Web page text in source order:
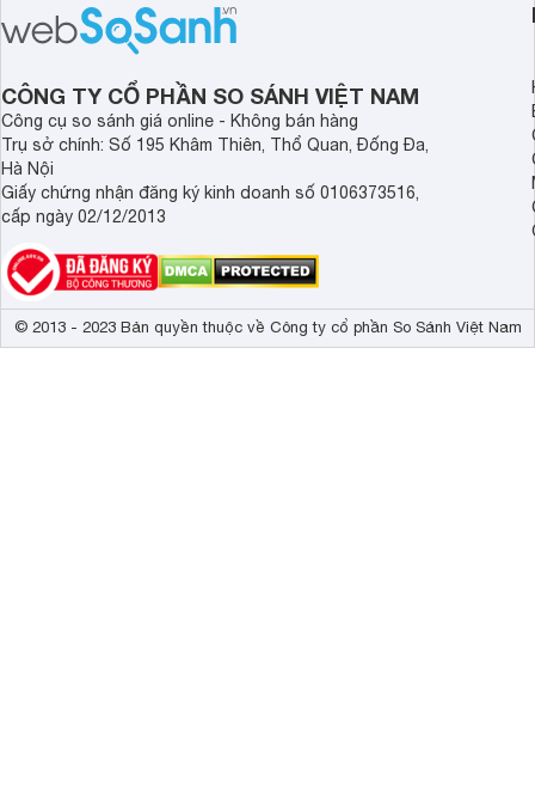
1 tuổi tốt mà mẹ bỉm nên lựa chọn.
CÔNG TY CỔ PHẦN SO SÁNH VIỆT NAM
Công cụ so sánh giá online - Không bán hàng
Trụ sở chính: Số 195 Khâm Thiên, Thổ Quan, Đống Đa,
Hà Nội
Giấy chứng nhận đăng ký kinh doanh số 0106373516,
cấp ngày 02/12/2013
© 2013 - 2023 Bản quyền thuộc về Công ty cổ phần So Sánh Việt Nam